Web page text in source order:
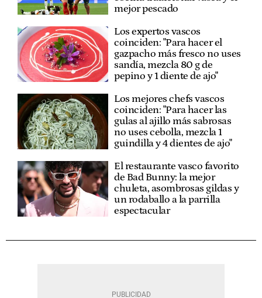
mejor pescado
Los expertos vascos
coinciden: "Para hacer el
gazpacho más fresco no uses
sandía, mezcla 80 g de
pepino y 1 diente de ajo"
Los mejores chefs vascos
coinciden: "Para hacer las
gulas al ajillo más sabrosas
no uses cebolla, mezcla 1
guindilla y 4 dientes de ajo"
El restaurante vasco favorito
de Bad Bunny: la mejor
chuleta, asombrosas gildas y
un rodaballo a la parrilla
espectacular